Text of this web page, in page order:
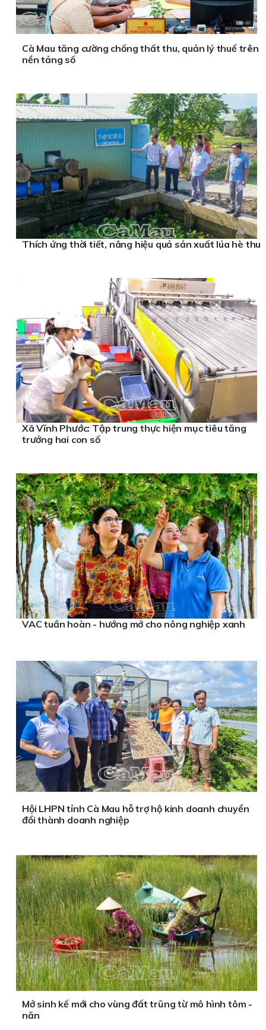
Cà Mau tăng cường chống thất thu, quản lý thuế trên
nền tảng số
Thích ứng thời tiết, nâng hiệu quả sản xuất lúa hè thu
Xã Vĩnh Phước: Tập trung thực hiện mục tiêu tăng
trưởng hai con số
VAC tuần hoàn - hướng mở cho nông nghiệp xanh
Hội LHPN tỉnh Cà Mau hỗ trợ hộ kinh doanh chuyển
đổi thành doanh nghiệp
Mở sinh kế mới cho vùng đất trũng từ mô hình tôm -
năn